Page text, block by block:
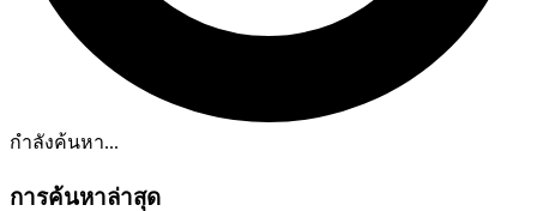
กำลังค้นหา...
การค้นหาล่าสุด